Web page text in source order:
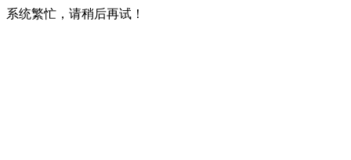
系统繁忙，请稍后再试！